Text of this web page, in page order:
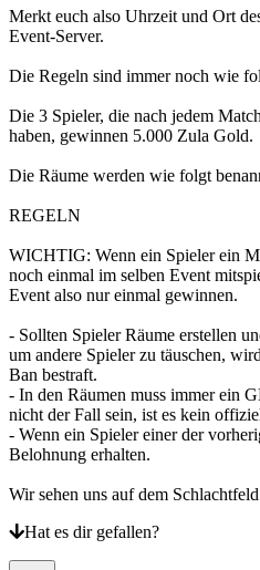
Merkt euch also Uhrzeit und Ort
Event-Server.
Die Regeln sind immer noch wie
Die 3 Spieler, die nach jedem
haben, gewinnen 5.000 Zula Gold.
Die Räume werden wie folgt
REGELN
​WICHTIG: Wenn ein Spieler ein
noch einmal im selben Event
Event also nur einmal gewinnen.
- Sollten Spieler Räume erstellen
um andere Spieler zu täuschen,
Ban bestraft.
- In den Räumen muss immer ein
nicht der Fall sein, ist es kein
- Wenn ein Spieler einer der
Belohnung erhalten.
Wir sehen uns auf dem
Hat es dir gefallen?